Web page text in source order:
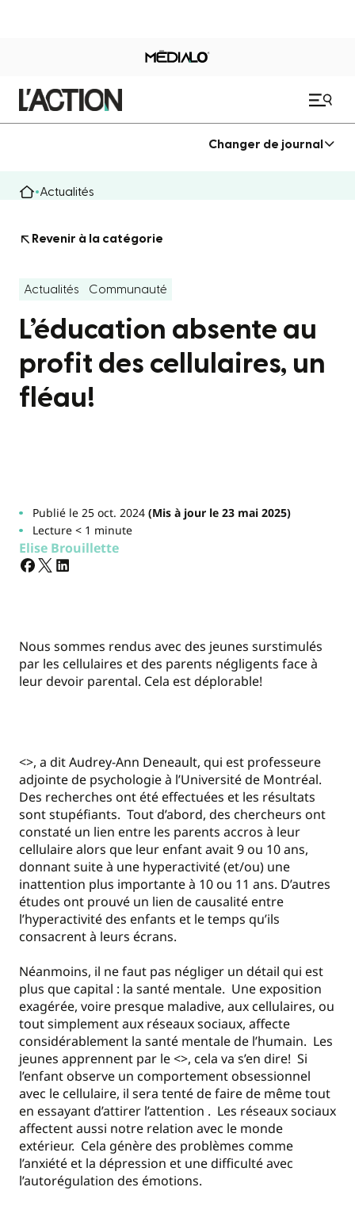
Changer de journal
Actualités
Revenir à la catégorie
Actualités Communauté
L’éducation absente au
profit des cellulaires, un
fléau!
Publié le 25 oct. 2024(Mis à jour le 23 mai 2025)
Lecture < 1 minute
Elise Brouillette
Nous sommes rendus avec des jeunes surstimulés
par les cellulaires et des parents négligents face à
leur devoir parental. Cela est déplorable!
<>, a dit Audrey-Ann Deneault, qui est professeure
adjointe de psychologie à l’Université de Montréal.
Des recherches ont été effectuées et les résultats
sont stupéfiants. Tout d’abord, des chercheurs ont
constaté un lien entre les parents accros à leur
cellulaire alors que leur enfant avait 9 ou 10 ans,
donnant suite à une hyperactivité (et/ou) une
inattention plus importante à 10 ou 11 ans. D’autres
études ont prouvé un lien de causalité entre
l’hyperactivité des enfants et le temps qu’ils
consacrent à leurs écrans.
Néanmoins, il ne faut pas négliger un détail qui est
plus que capital : la santé mentale. Une exposition
exagérée, voire presque maladive, aux cellulaires, ou
tout simplement aux réseaux sociaux, affecte
considérablement la santé mentale de l’humain. Les
jeunes apprennent par le <>, cela va s’en dire! Si
l’enfant observe un comportement obsessionnel
avec le cellulaire, il sera tenté de faire de même tout
en essayant d’attirer l’attention . Les réseaux sociaux
affectent aussi notre relation avec le monde
extérieur. Cela génère des problèmes comme
l’anxiété et la dépression et une difficulté avec
l’autorégulation des émotions.